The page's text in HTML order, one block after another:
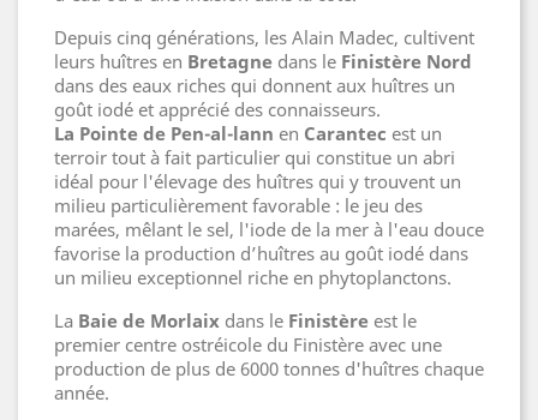
Depuis cinq générations, les Alain Madec, cultivent
leurs huîtres en Bretagne dans le Finistère Nord
dans des eaux riches qui donnent aux huîtres un
goût iodé et apprécié des connaisseurs.
La Pointe de Pen-al-lann en Carantec est un
terroir tout à fait particulier qui constitue un abri
idéal pour l'élevage des huîtres qui y trouvent un
milieu particulièrement favorable : le jeu des
marées, mêlant le sel, l'iode de la mer à l'eau douce
favorise la production d’huîtres au goût iodé dans
un milieu exceptionnel riche en phytoplanctons.
La Baie de Morlaix dans le Finistère est le
premier centre ostréicole du Finistère avec une
production de plus de 6000 tonnes d'huîtres chaque
année.